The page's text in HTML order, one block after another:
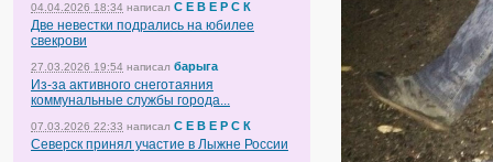
04.04.2026 18:34 написал С Е В Е Р С К
Две невестки подрались на юбилее
свекрови
27.03.2026 19:54 написал барыга
Из-за активного снеготаяния
коммунальные службы города...
07.03.2026 22:33 написал С Е В Е Р С К
Северск принял участие в Лыжне России